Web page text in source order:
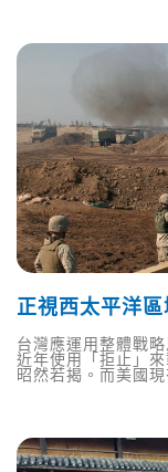
正視西太平洋
台灣應運用整體戰
近年使用「拒止」
昭然若揭。而美國